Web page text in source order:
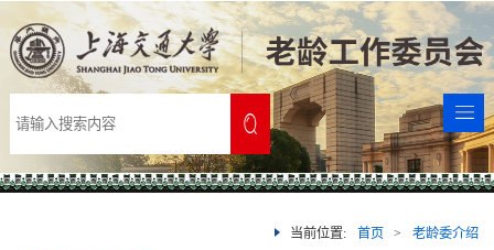
当前位置: 首页 > 老龄委介绍
首
页
老
龄
委
通
知
新